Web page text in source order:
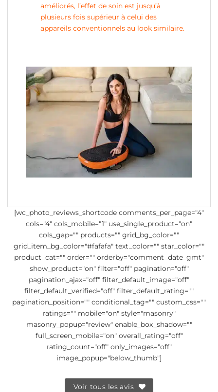
améliorés, l’effet de soin est jusqu’à
plusieurs fois supérieur à celui des
appareils conventionnels au look similaire.
[wc_photo_reviews_shortcode comments_per_page="4"
cols="4" cols_mobile="1" use_single_product="on"
cols_gap="" products="" grid_bg_color=""
grid_item_bg_color="#fafafa" text_color="" star_color=""
product_cat="" order="" orderby="comment_date_gmt"
show_product="on" filter="off" pagination="off"
pagination_ajax="off" filter_default_image="off"
filter_default_verified="off" filter_default_rating=""
pagination_position="" conditional_tag="" custom_css=""
ratings="" mobile="on" style="masonry"
masonry_popup="review" enable_box_shadow=""
full_screen_mobile="on" overall_rating="off"
rating_count="off" only_images="off"
image_popup="below_thumb"]
Voir tous les avis